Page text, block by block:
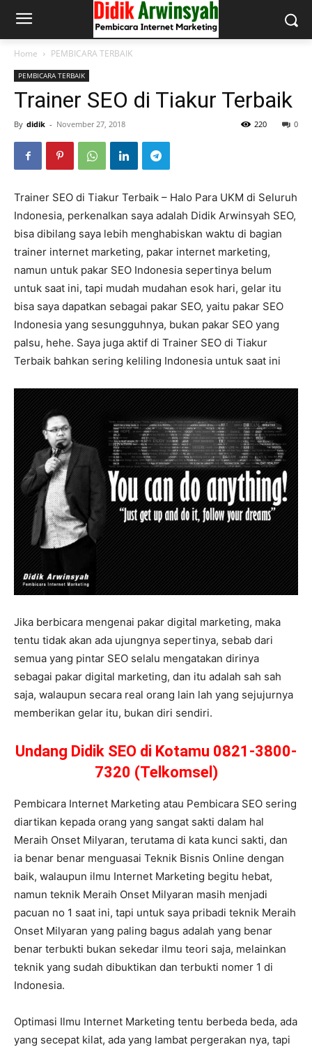
Home PEMBICARA TERBAIK
PEMBICARA TERBAIK
Trainer SEO di Tiakur Terbaik
By didik - November 27, 2018 0
220
Trainer SEO di Tiakur Terbaik – Halo Para UKM di Seluruh
Indonesia, perkenalkan saya adalah Didik Arwinsyah SEO,
bisa dibilang saya lebih menghabiskan waktu di bagian
trainer internet marketing, pakar internet marketing,
namun untuk pakar SEO Indonesia sepertinya belum
untuk saat ini, tapi mudah mudahan esok hari, gelar itu
bisa saya dapatkan sebagai pakar SEO, yaitu pakar SEO
Indonesia yang sesungguhnya, bukan pakar SEO yang
palsu, hehe. Saya juga aktif di Trainer SEO di Tiakur
Terbaik bahkan sering keliling Indonesia untuk saat ini
Jika berbicara mengenai pakar digital marketing, maka
tentu tidak akan ada ujungnya sepertinya, sebab dari
semua yang pintar SEO selalu mengatakan dirinya
sebagai pakar digital marketing, dan itu adalah sah sah
saja, walaupun secara real orang lain lah yang sejujurnya
memberikan gelar itu, bukan diri sendiri.
Undang Didik SEO di Kotamu 0821-3800-
7320 (Telkomsel)
Pembicara Internet Marketing atau Pembicara SEO sering
diartikan kepada orang yang sangat sakti dalam hal
Meraih Onset Milyaran, terutama di kata kunci sakti, dan
ia benar benar menguasai Teknik Bisnis Online dengan
baik, walaupun ilmu Internet Marketing begitu hebat,
namun teknik Meraih Onset Milyaran masih menjadi
pacuan no 1 saat ini, tapi untuk saya pribadi teknik Meraih
Onset Milyaran yang paling bagus adalah yang benar
benar terbukti bukan sekedar ilmu teori saja, melainkan
teknik yang sudah dibuktikan dan terbukti nomer 1 di
Indonesia.
Optimasi Ilmu Internet Marketing tentu berbeda beda, ada
yang secepat kilat, ada yang lambat pergerakan nya, tapi